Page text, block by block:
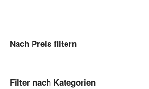
Nach Preis filtern
Filter nach Kategorien